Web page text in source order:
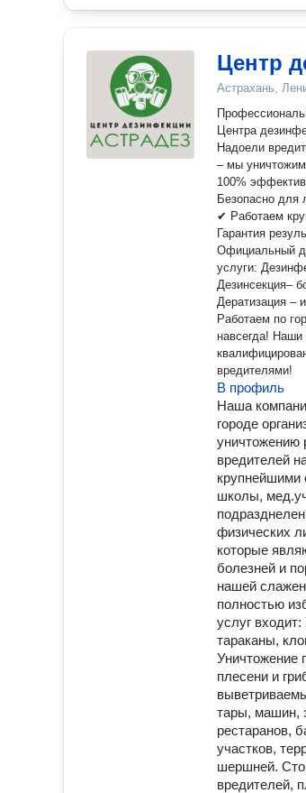
Центр
Астрахань,
Центра
Надоели
– мы уничтожим их
100%
Безопасно для
✔ Работаем
Гарантия
Официальный
услуги: Дезинфекция – уничтожение вирусов, бактерий, плесени.
Дезинсекция–
Дератизация –
Работаем по горду и области.
навсегда! Наши
вредителями!
В профиль
Наша
городе
уничтожению
вредителей
крупнейшими
школы,
физических
которые
болезней и
нашей
полностью
услуг
тараканы,
Уничтожение
плесени и
тары, машин,
рестаранов,
участков,
шершней.
вредителей,